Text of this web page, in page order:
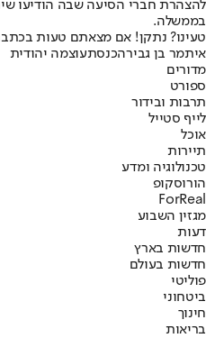
להצהרת חברי הסיעה שבה הודיעו
בממשלה.
טעינו? נתקן! אם מצאתם טעות
איתמר בן גבירהכנסתעוצמה יהודית
מדורים
ספורט
תרבות ובידור
לייף סטייל
אוכל
תיירות
טכנולוגיה ומדע
הורוסקופ
ForReal
מגזין השבוע
דעות
חדשות בארץ
חדשות בעולם
פוליטי
ביטחוני
חינוך
בריאות